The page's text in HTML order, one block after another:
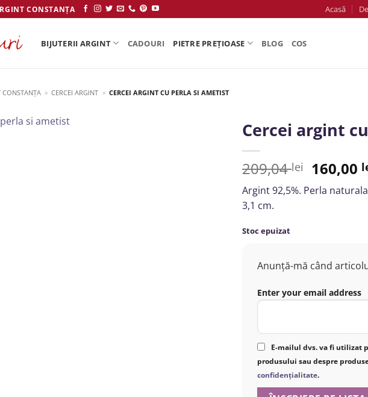
CONSTANȚA Acasă
BIJUTERII ARGINT CADOURI PIETRE PREȚIOASE BLOG COS
CONSTANȚA » CERCEI ARGINT » CERCEI ARGINT CU PERLA SI AMETIST
Cercei argint
209,04lei Prețul
inițial
a
160,00
Argint 92,5%. Perla
3,1 cm.
Stoc epuizat
Anunță-mă când
Enter your email address
E-mailul dvs. va fi utilizat
produsului sau despre
confidențialitate.